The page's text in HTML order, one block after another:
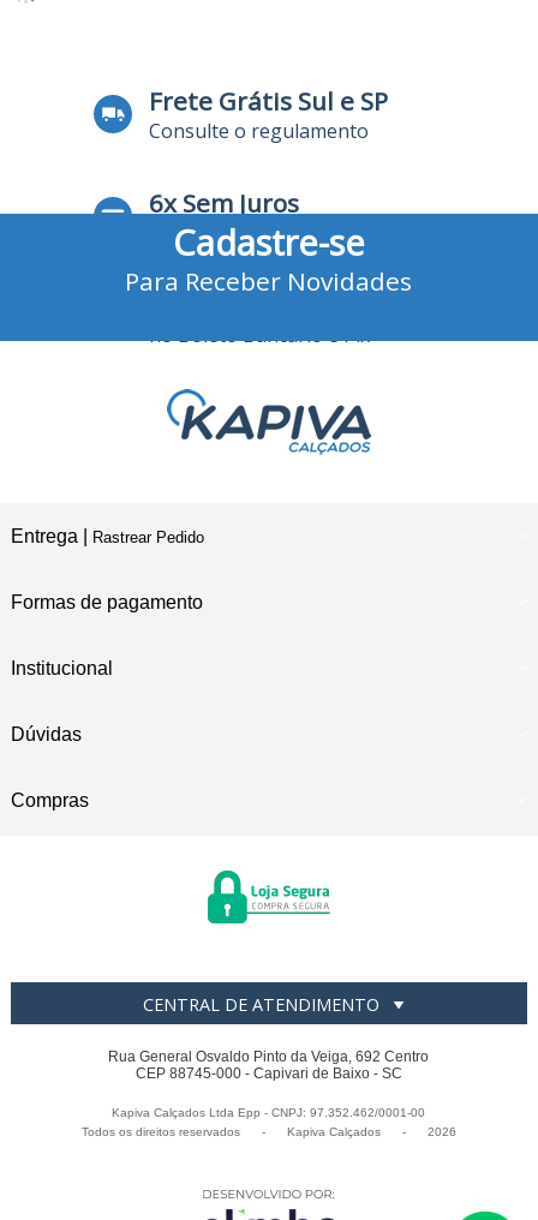
Frete Grátis Sul e SP
Consulte o regulamento
6x Sem Juros
no Cartão de Crédito
no Boleto Bancário e Pix
Cadastre-se
Para Receber Novidades
Entrega | Rastrear Pedido
Formas de pagamento
Institucional
Dúvidas
Compras
CENTRAL DE ATENDIMENTO
Rua General Osvaldo Pinto da Veiga, 692 Centro
CEP 88745-000 - Capivari de Baixo - SC
Kapiva Calçados Ltda Epp - CNPJ: 97.352.462/0001-00
Todos os direitos reservados
- Kapiva Calçados - 2026